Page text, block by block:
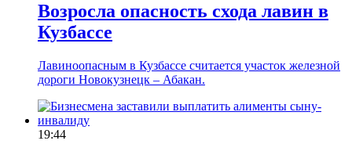
Возросла опасность схода лавин в
Кузбассе
Лавиноопасным в Кузбассе считается участок железной
дороги Новокузнецк – Абакан.
19:44